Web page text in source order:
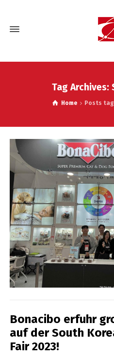
Tag Archives:
Home Posts
Bonacibo erfuhr
auf der South
Fair 2023!